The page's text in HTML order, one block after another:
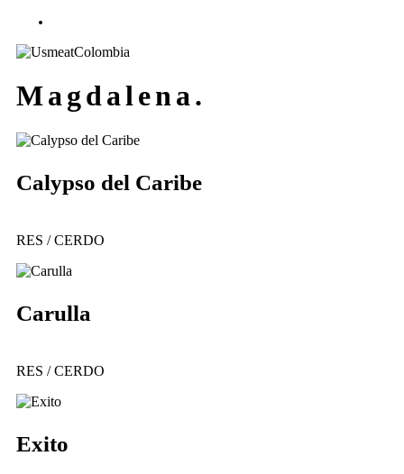
Magdalena.
Calypso del Caribe
RES / CERDO
Carulla
RES / CERDO
Exito